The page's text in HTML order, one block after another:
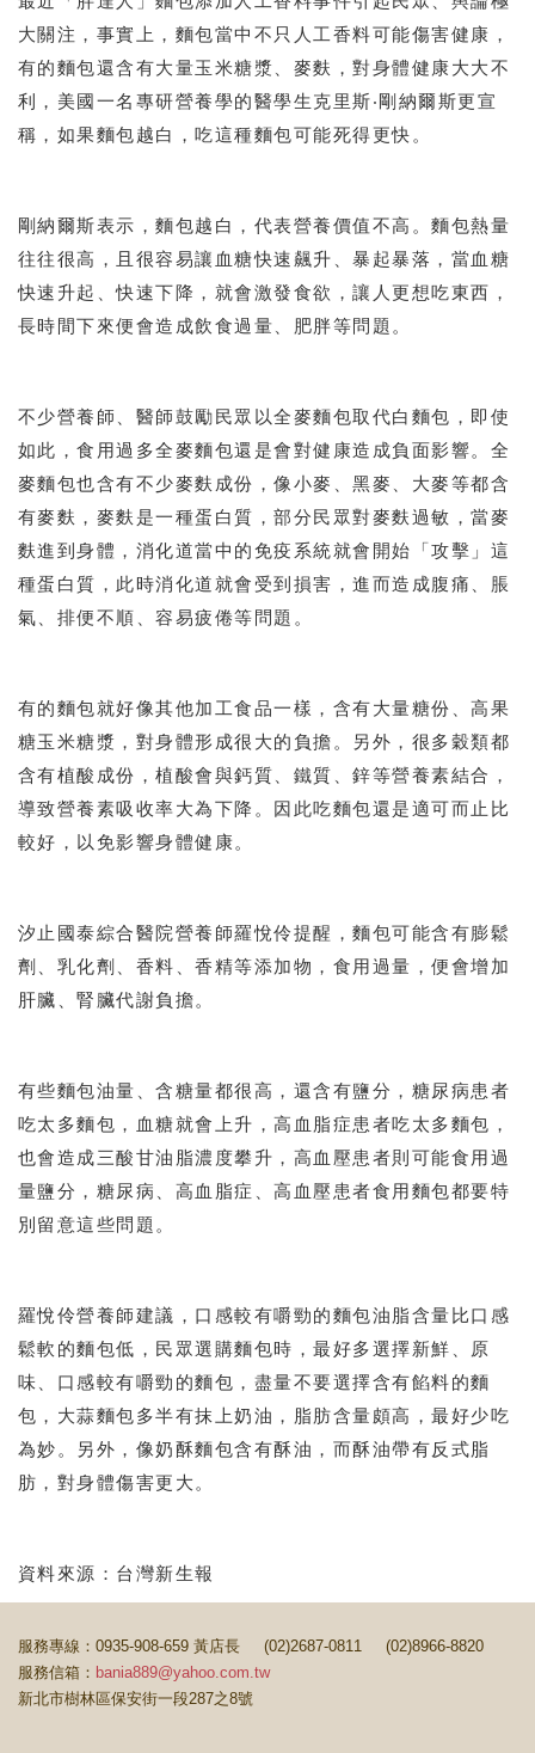
大關注，事實上，麵包當中不只人工香料可能傷害健康，
有的麵包還含有大量玉米糖漿、麥麩，對身體健康大大不
利，美國一名專研營養學的醫學生克里斯‧剛納爾斯更宣
稱，如果麵包越白，吃這種麵包可能死得更快。
剛納爾斯表示，麵包越白，代表營養價值不高。麵包熱量
往往很高，且很容易讓血糖快速飆升、暴起暴落，當血糖
快速升起、快速下降，就會激發食欲，讓人更想吃東西，
長時間下來便會造成飲食過量、肥胖等問題。
不少營養師、醫師鼓勵民眾以全麥麵包取代白麵包，即使
如此，食用過多全麥麵包還是會對健康造成負面影響。全
麥麵包也含有不少麥麩成份，像小麥、黑麥、大麥等都含
有麥麩，麥麩是一種蛋白質，部分民眾對麥麩過敏，當麥
麩進到身體，消化道當中的免疫系統就會開始「攻擊」這
種蛋白質，此時消化道就會受到損害，進而造成腹痛、脹
氣、排便不順、容易疲倦等問題。
有的麵包就好像其他加工食品一樣，含有大量糖份、高果
糖玉米糖漿，對身體形成很大的負擔。另外，很多穀類都
含有植酸成份，植酸會與鈣質、鐵質、鋅等營養素結合，
導致營養素吸收率大為下降。因此吃麵包還是適可而止比
較好，以免影響身體健康。
汐止國泰綜合醫院營養師羅悅伶提醒，麵包可能含有膨鬆
劑、乳化劑、香料、香精等添加物，食用過量，便會增加
肝臟、腎臟代謝負擔。
有些麵包油量、含糖量都很高，還含有鹽分，糖尿病患者
吃太多麵包，血糖就會上升，高血脂症患者吃太多麵包，
也會造成三酸甘油脂濃度攀升，高血壓患者則可能食用過
量鹽分，糖尿病、高血脂症、高血壓患者食用麵包都要特
別留意這些問題。
羅悅伶營養師建議，口感較有嚼勁的麵包油脂含量比口感
鬆軟的麵包低，民眾選購麵包時，最好多選擇新鮮、原
味、口感較有嚼勁的麵包，盡量不要選擇含有餡料的麵
包，大蒜麵包多半有抹上奶油，脂肪含量頗高，最好少吃
為妙。另外，像奶酥麵包含有酥油，而酥油帶有反式脂
肪，對身體傷害更大。
資料來源：台灣新生報
服務專線：0935-908-659 黃店長 (02)2687-0811 (02)8966-8820
服務信箱： bania889@yahoo.com.tw
新北市樹林區保安街一段287之8號